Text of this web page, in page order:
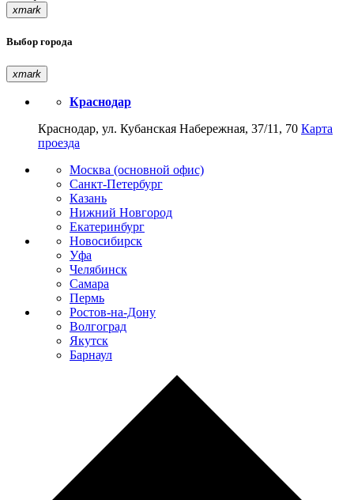
xmark
Выбор города
xmark
Краснодар
Краснодар, ул. Кубанская Набережная, 37/11, 70 Карта
проезда
Москва (основной офис)
Санкт-Петербург
Казань
Нижний Новгород
Екатеринбург
Новосибирск
Уфа
Челябинск
Самара
Пермь
Ростов-на-Дону
Волгоград
Якутск
Барнаул